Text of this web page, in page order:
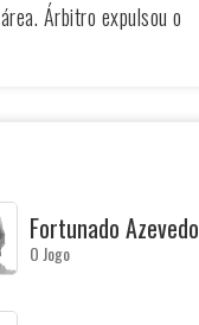
Árbitro expulsou o
Fortunado Azevedo
O Jogo